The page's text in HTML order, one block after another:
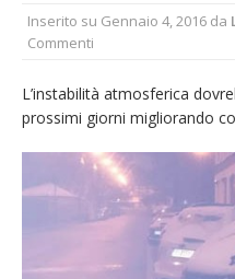
sentieri
Nuovo
Centinaia di
Intervento
incendio di
Inserito su Gennaio 4, 2016 da
Commenti
L’instabilità atmosferica
prossimi giorni migliorando